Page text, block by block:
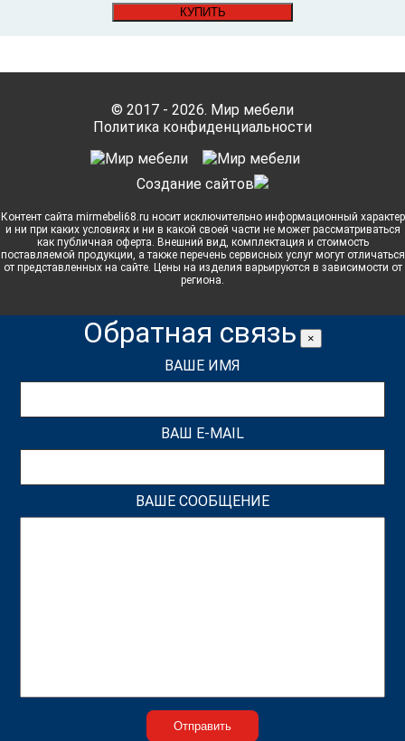
КУПИТЬ
© 2017 - 2026. Мир мебели
Политика конфиденциальности
Cоздание сайтов
Контент сайта mirmebeli68.ru носит исключительно информационный характер
и ни при каких условиях и ни в какой своей части не может рассматриваться
как публичная оферта. Внешний вид, комплектация и стоимость
поставляемой продукции, а также перечень сервисных услуг могут отличаться
от представленных на сайте. Цены на изделия варьируются в зависимости от
региона.
Обратная связь ×
ВАШЕ ИМЯ
ВАШ E-MAIL
ВАШЕ СООБЩЕНИЕ